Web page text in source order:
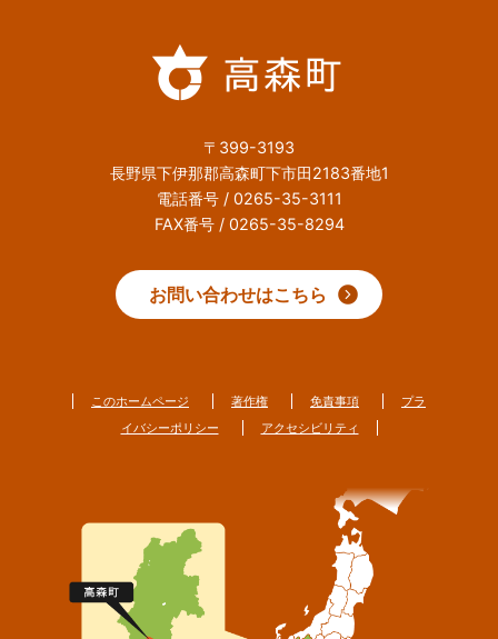
〒399-3193
長野県下伊那郡高森町下市田2183番地1
電話番号 / 0265-35-3111
FAX番号 / 0265-35-8294
お問い合わせはこちら
このホームページ 著作権 免責事項
プラ
イバシーポリシー
アクセシビリティ